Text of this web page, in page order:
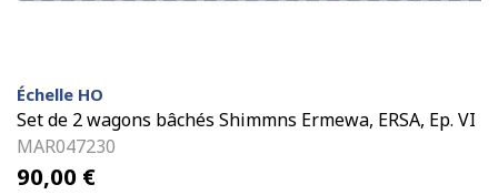
Échelle HO
Set de 2 wagons bâchés Shimmns Ermewa, ERSA, Ep. VI
MAR047230
90,00 €